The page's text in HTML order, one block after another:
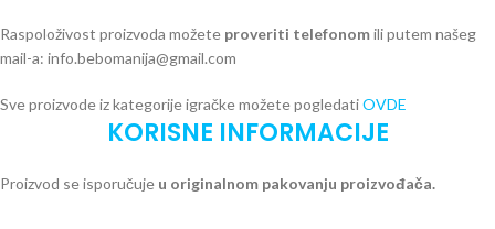
Raspoloživost proizvoda možete proveriti telefonomili putem našeg
mail-a: info.bebomanija@gmail.com
Sve proizvode iz kategorije igračke možete pogledatiOVDE
KORISNE INFORMACIJE
Proizvod se isporučuje u originalnom pakovanju proizvođača.